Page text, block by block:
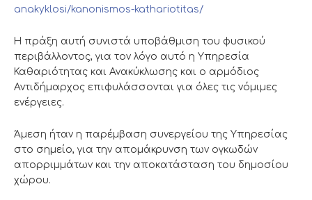
anakyklosi/kanonismos-kathariotitas/
Η πράξη αυτή συνιστά υποβάθμιση του φυσικού
περιβάλλοντος, για τον λόγο αυτό η Υπηρεσία
Καθαριότητας και Ανακύκλωσης και ο αρμόδιος
Αντιδήμαρχος επιφυλάσσονται για όλες τις νόμιμες
ενέργειες.
Άμεση ήταν η παρέμβαση συνεργείου της Υπηρεσίας
στο σημείο, για την απομάκρυνση των ογκωδών
απορριμμάτων και την αποκατάσταση του δημοσίου
χώρου.